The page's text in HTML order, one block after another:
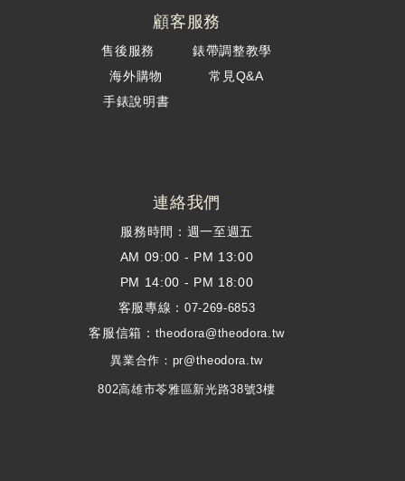
顧客服務
售後服務 錶帶調整教學
海外購物常見Q&A
手錶說明書
連絡我們
服務時間：週一至週五
AM 09:00 - PM 13:00
PM 14:00 - PM 18:00
客服專線：07-269-6853
客服信箱： theodora@theodora.tw
異業合作：pr@theodora.tw
802高雄市苓雅區新光路38號3樓